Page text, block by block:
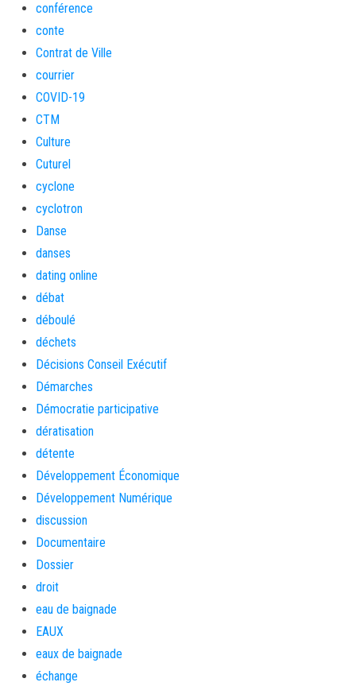
conférence
conte
Contrat de Ville
courrier
COVID-19
CTM
Culture
Cuturel
cyclone
cyclotron
Danse
danses
dating online
débat
déboulé
déchets
Décisions Conseil Exécutif
Démarches
Démocratie participative
dératisation
détente
Développement Économique
Développement Numérique
discussion
Documentaire
Dossier
droit
eau de baignade
EAUX
eaux de baignade
échange